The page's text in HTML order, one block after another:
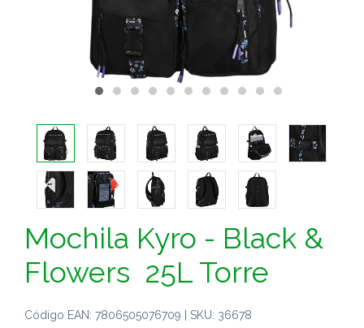
Mochila Kyro - Black &
Flowers 25L Torre
Código EAN: 7806505076709 | SKU: 36678